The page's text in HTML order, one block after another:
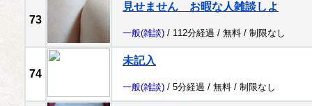
73
見せません お暇な人雑談しよ
一般(雑談) / 112分経過 / 無料 / 制限なし
74
未記入
一般(雑談) / 5分経過 / 無料 / 制限なし